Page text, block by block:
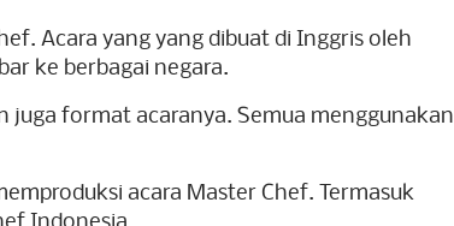
Acara yang yang dibuat di Inggris oleh
ke berbagai negara.
juga format acaranya. Semua menggunakan
acara Master Chef. Termasuk